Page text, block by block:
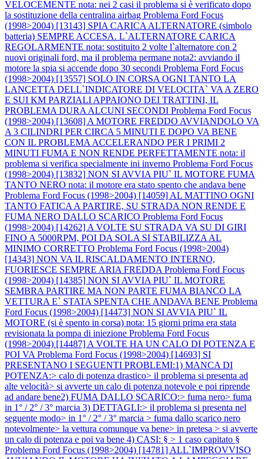
VELOCEMENTE nota: nei 2 casi il problema si è verificato dopo
la sostituzione della centralina airbag Problema Ford Focus
(1998>2004) [13143] SPIA CARICA ALTERNATORE (simbolo
batteria) SEMPRE ACCESA. L`ALTERNATORE CARICA
REGOLARMENTE nota: sostituito 2 volte l`alternatore con 2
nuovi originali ford, ma il problema permane nota2: avviando il
motore la spia si accende dopo 30 secondi Problema Ford Focus
(1998>2004) [13557] SOLO IN CORSA OGNI TANTO LA
LANCETTA DELL`INDICATORE DI VELOCITA` VA A ZERO
E SUI KM PARZIALI APPAIONO DEI TRATTINI, IL
PROBLEMA DURA ALCUNI SECONDI Problema Ford Focus
(1998>2004) [13608] A MOTORE FREDDO AVVIANDOLO VA
A 3 CILINDRI PER CIRCA 5 MINUTI E DOPO VA BENE
CON IL PROBLEMA ACCELERANDO PER I PRIMI 2
MINUTI FUMA E NON RENDE PERFETTAMENTE nota: il
problema si verifica specialmente ini inverno Problema Ford Focus
(1998>2004) [13832] NON SI AVVIA PIU` IL MOTORE FUMA
TANTO NERO nota: il motore era stato spento che andava bene
Problema Ford Focus (1998>2004) [14059] AL MATTINO OGNI
TANTO FATICA A PARTIRE, SU STRADA NON RENDE E
FUMA NERO DALLO SCARICO Problema Ford Focus
(1998>2004) [14262] A VOLTE SU STRADA VA SU DI GIRI
FINO A 5000RPM, POI DA SOLA SI STABILIZZA AL
MINIMO CORRETTO Problema Ford Focus (1998>2004)
[14343] NON VA IL RISCALDAMENTO INTERNO,
FUORIESCE SEMPRE ARIA FREDDA Problema Ford Focus
(1998>2004) [14385] NON SI AVVIA PIU` IL MOTORE
SEMBRA PARTIRE MA NON PARTE FUMA BIANCO LA
VETTURA E` STATA SPENTA CHE ANDAVA BENE Problema
Ford Focus (1998>2004) [14473] NON SI AVVIA PIU` IL
MOTORE (si è spento in corsa) nota: 15 giorni prima era stata
revisionata la pompa di iniezione Problema Ford Focus
(1998>2004) [14487] A VOLTE HA UN CALO DI POTENZA E
POI VA Problema Ford Focus (1998>2004) [14693] SI
PRESENTANO I SEGUENTI PROBLEMI:1) MANCA DI
POTENZA:> calo di potenza drastico> il problema si presenta ad
alte velocità> si avverte un calo di potenza notevole e poi riprende
ad andare bene2) FUMA DALLO SCARICO:> fuma nero> fuma
in 1° / 2° / 3° marcia 3) DETTAGLI:> il problema si presenta nel
seguente modo> in 1° / 2° / 3° marcia > fuma dallo scarico nero
notevolmente> la vettura comunque va bene> in pretesa > si avverte
un calo di potenza e poi va bene 4) CASI: § > 1 caso capitato §
Problema Ford Focus (1998>2004) [14781] ALL`IMPROVVISO